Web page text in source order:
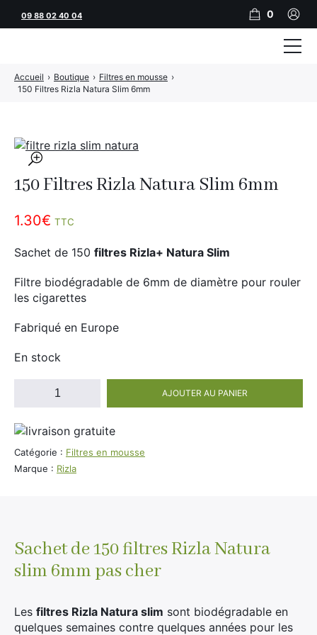
🔍
150 Filtres Rizla Natura Slim 6mm
1.30€ TTC
Sachet de 150 filtres Rizla+ Natura Slim
Filtre biodégradable de 6mm de diamètre pour rouler
les cigarettes
Fabriqué en Europe
En stock
quantité
Filtres
Rizla
Natura
AJOUTER AU PANIER
Catégorie : Filtres en mousse
Marque : Rizla
Accueil › Boutique › Filtres en mousse ›
150 Filtres Rizla Natura Slim 6mm
Sachet de 150 filtres Rizla Natura
slim 6mm pas cher
Les filtres Rizla Natura slim sont biodégradable en
quelques semaines contre quelques années pour les
09 88 02 40 04 0
Tubeuses
Feuilles
Al Fakher
Cristal Puff
10ml
CBD
Divers
Sucré
Nouveautés